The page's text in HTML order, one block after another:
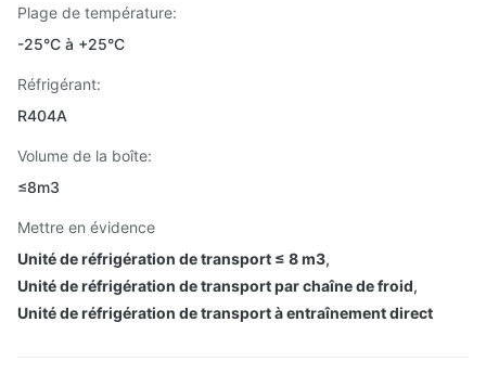
Plage de température:
-25°C à +25°C
Réfrigérant:
R404A
Volume de la boîte:
≤8m3
Mettre en évidence
Unité de réfrigération de transport ≤ 8 m3,
Unité de réfrigération de transport par chaîne de froid,
Unité de réfrigération de transport à entraînement direct